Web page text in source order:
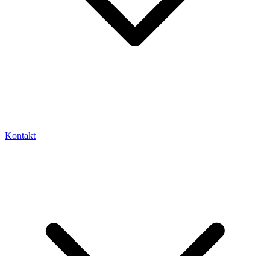
Kontakt